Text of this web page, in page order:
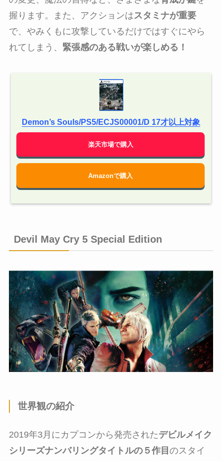
握ります。また、アクションは スタミナが重要
で、やみくもに攻撃しているだけではすぐにやら
れてしまう、 緊張感のある戦いが楽しめる！
Demon’s Souls/PS5/ECJS00001/D 17才以上対象
楽天市場で購入
Amazonで購入
Devil May Cry 5 Special Edition
世界観の紹介
2019年3月にカプコンから発売されたデビルメイク
シリーズナンバリングタイトルの５作目 のスタイ